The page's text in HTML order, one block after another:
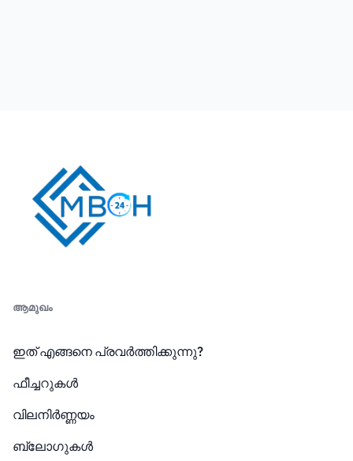
ആമുഖം
ഇത് എങ്ങനെ പ്രവർത്തിക്കുന്നു?
ഫീച്ചറുകൾ
വിലനിർണ്ണയം
ബ്ലോഗുകൾ